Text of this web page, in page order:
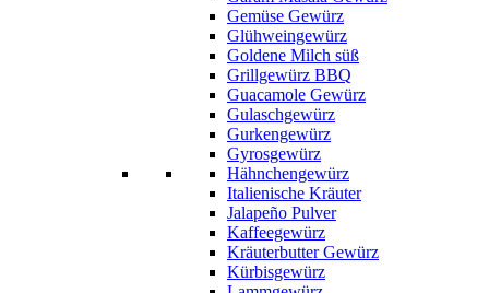
Gemüse Gewürz
Glühweingewürz
Goldene Milch süß
Grillgewürz BBQ
Guacamole Gewürz
Gulaschgewürz
Gurkengewürz
Gyrosgewürz
Hähnchengewürz
Italienische Kräuter
Jalapeño Pulver
Kaffeegewürz
Kräuterbutter Gewürz
Kürbisgewürz